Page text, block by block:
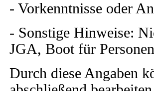
- Vorkenntnisse oder
- Sonstige Hinweise:
JGA, Boot für
Durch diese Angaben